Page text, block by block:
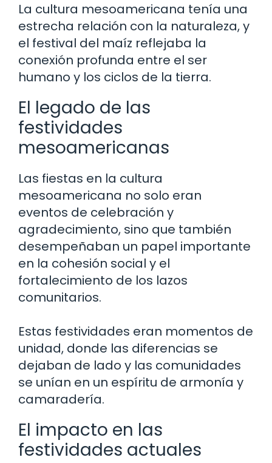
La cultura mesoamericana tenía una
estrecha relación con la naturaleza, y
el festival del maíz reflejaba la
conexión profunda entre el ser
humano y los ciclos de la tierra.
El legado de las
festividades
mesoamericanas
Las fiestas en la cultura
mesoamericana no solo eran
eventos de celebración y
agradecimiento, sino que también
desempeñaban un papel importante
en la cohesión social y el
fortalecimiento de los lazos
comunitarios.
Estas festividades eran momentos de
unidad, donde las diferencias se
dejaban de lado y las comunidades
se unían en un espíritu de armonía y
camaradería.
El impacto en las
festividades actuales